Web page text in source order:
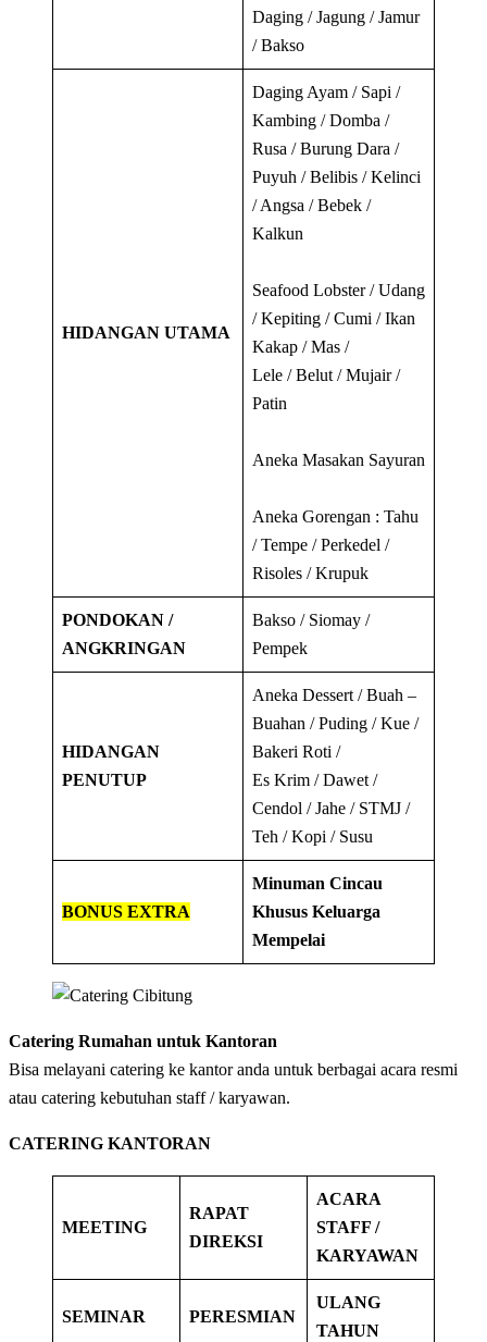
Daging / Jagung / Jamur
/ Bakso
HIDANGAN UTAMA
Daging Ayam / Sapi /
Kambing / Domba /
Rusa / Burung Dara /
Puyuh / Belibis / Kelinci
/ Angsa / Bebek /
Kalkun
Seafood Lobster / Udang
/ Kepiting / Cumi / Ikan
Kakap / Mas /
Lele / Belut / Mujair /
Patin
Aneka Masakan Sayuran
Aneka Gorengan : Tahu
/ Tempe / Perkedel /
Risoles / Krupuk
PONDOKAN /
ANGKRINGAN
Bakso / Siomay /
Pempek
HIDANGAN
PENUTUP
Aneka Dessert / Buah –
Buahan / Puding / Kue /
Bakeri Roti /
Es Krim / Dawet /
Cendol / Jahe / STMJ /
Teh / Kopi / Susu
BONUS EXTRA
Minuman Cincau
Khusus Keluarga
Mempelai
Catering Rumahan untuk Kantoran
Bisa melayani catering ke kantor anda untuk berbagai acara resmi
atau catering kebutuhan staff / karyawan.
CATERING KANTORAN
MEETING
RAPAT
DIREKSI
ACARA
STAFF /
KARYAWAN
SEMINAR PERESMIAN
ULANG
TAHUN